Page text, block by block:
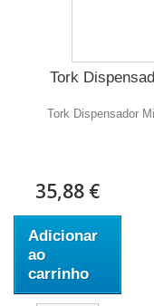
Tork
Tork Dispensador
35,88 €
Adicionar
ao
carrinho